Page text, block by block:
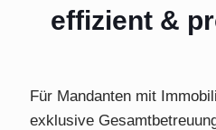
effizient &
Für Mandanten mit
exklusive